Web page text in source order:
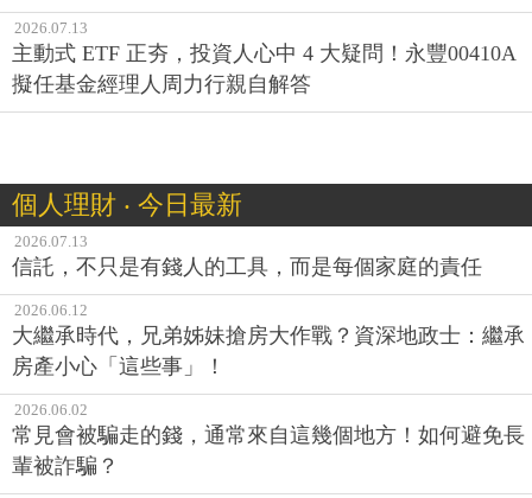
2026.07.13
主動式 ETF 正夯，投資人心中 4 大疑問！永豐00410A
擬任基金經理人周力行親自解答
個人理財 ‧ 今日最新
2026.07.13
信託，不只是有錢人的工具，而是每個家庭的責任
2026.06.12
大繼承時代，兄弟姊妹搶房大作戰？資深地政士：繼承
房產小心「這些事」！
2026.06.02
常見會被騙走的錢，通常來自這幾個地方！如何避免長
輩被詐騙？